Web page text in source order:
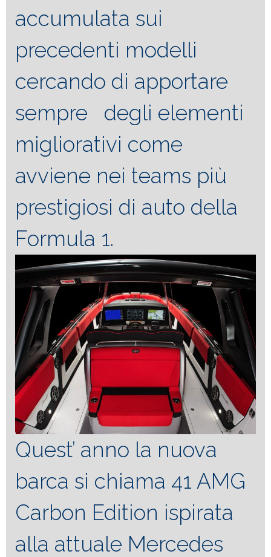
accumulata sui
precedenti modelli
cercando di apportare
sempre degli elementi
migliorativi come
avviene nei teams più
prestigiosi di auto della
Formula 1.
Quest’ anno la nuova
barca si chiama 41 AMG
Carbon Edition ispirata
alla attuale Mercedes